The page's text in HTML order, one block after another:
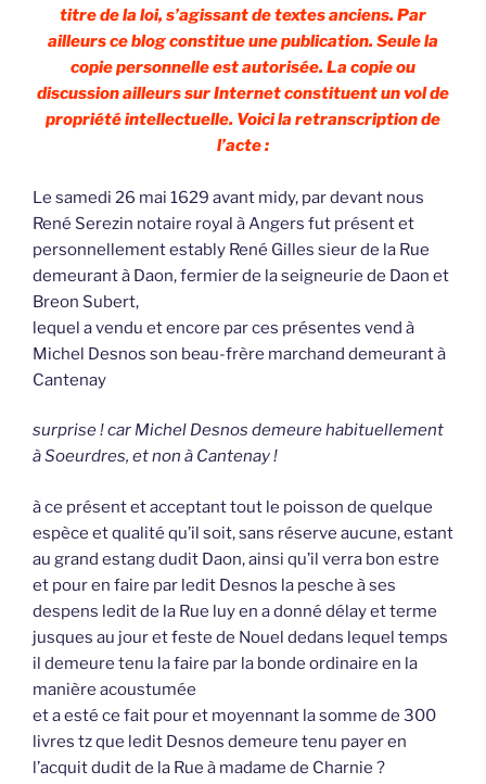
titre de la loi, s’agissant de textes anciens. Par
ailleurs ce blog constitue une publication. Seule la
copie personnelle est autorisée. La copie ou
discussion ailleurs sur Internet constituent un vol de
propriété intellectuelle. Voici la retranscription de
l’acte :
Le samedi 26 mai 1629 avant midy, par devant nous
René Serezin notaire royal à Angers fut présent et
personnellement estably René Gilles sieur de la Rue
demeurant à Daon, fermier de la seigneurie de Daon et
Breon Subert,
lequel a vendu et encore par ces présentes vend à
Michel Desnos son beau-frère marchand demeurant à
Cantenay
surprise ! car Michel Desnos demeure habituellement
à Soeurdres, et non à Cantenay !
à ce présent et acceptant tout le poisson de quelque
espèce et qualité qu’il soit, sans réserve aucune, estant
au grand estang dudit Daon, ainsi qu’il verra bon estre
et pour en faire par ledit Desnos la pesche à ses
despens ledit de la Rue luy en a donné délay et terme
jusques au jour et feste de Nouel dedans lequel temps
il demeure tenu la faire par la bonde ordinaire en la
manière acoustumée
et a esté ce fait pour et moyennant la somme de 300
livres tz que ledit Desnos demeure tenu payer en
l’acquit dudit de la Rue à madame de Charnie ?